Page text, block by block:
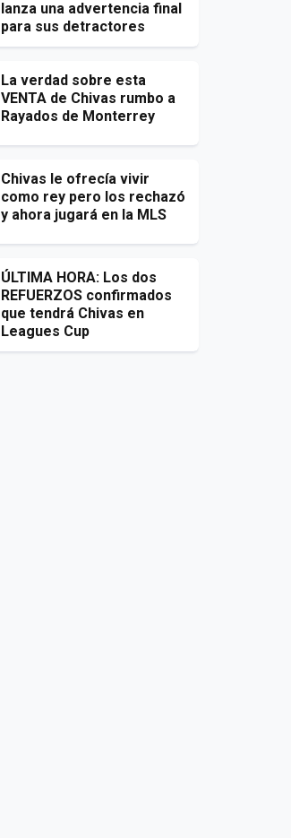
lanza una advertencia final
para sus detractores
La verdad sobre esta
VENTA de Chivas rumbo a
Rayados de Monterrey
Chivas le ofrecía vivir
como rey pero los rechazó
y ahora jugará en la MLS
ÚLTIMA HORA: Los dos
REFUERZOS confirmados
que tendrá Chivas en
Leagues Cup